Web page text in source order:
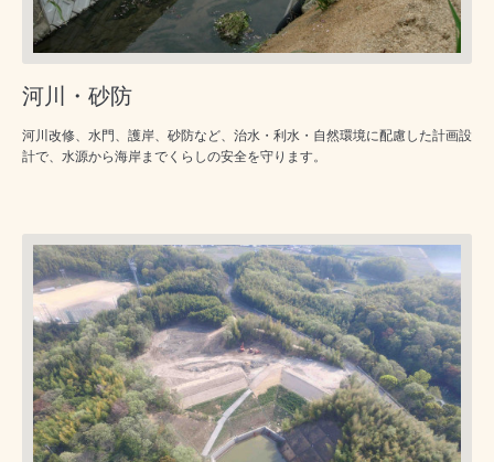
河川・砂防
河川改修、水門、護岸、砂防など、治水・利水・自然環境に配慮した計画設
計で、水源から海岸までくらしの安全を守ります。